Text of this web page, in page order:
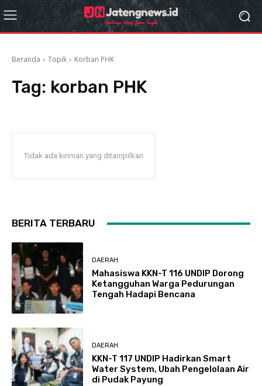
Beranda Topik Korban PHK
Tag: korban PHK
Tidak ada kiriman yang ditampilkan
BERITA TERBARU
DAERAH
Mahasiswa KKN-T 116 UNDIP Dorong
Ketangguhan Warga Pedurungan
Tengah Hadapi Bencana
DAERAH
KKN-T 117 UNDIP Hadirkan Smart
Water System, Ubah Pengelolaan Air
di Pudak Payung